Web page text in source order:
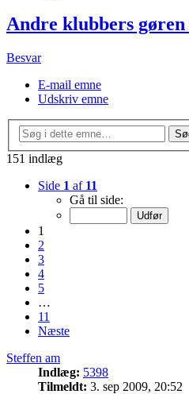
Andre klubbers gøren
Besvar
E-mail emne
Udskriv emne
151 indlæg
Side 1 af 11
Gå til side:
1
2
3
4
5
…
11
Næste
Steffen am
Indlæg: 5398
Tilmeldt: 3. sep 2009, 20:52